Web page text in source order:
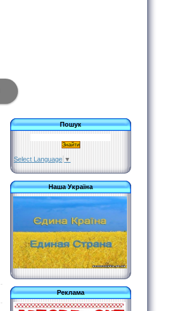
Пошук
Select Language ▼
Наша Україна
Реклама